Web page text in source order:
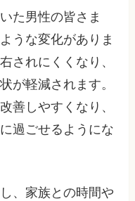
た男性の皆さま
うな変化がありま
されにくくなり、
が軽減されます。
善しやすくなり、
過ごせるようにな
、家族との時間や